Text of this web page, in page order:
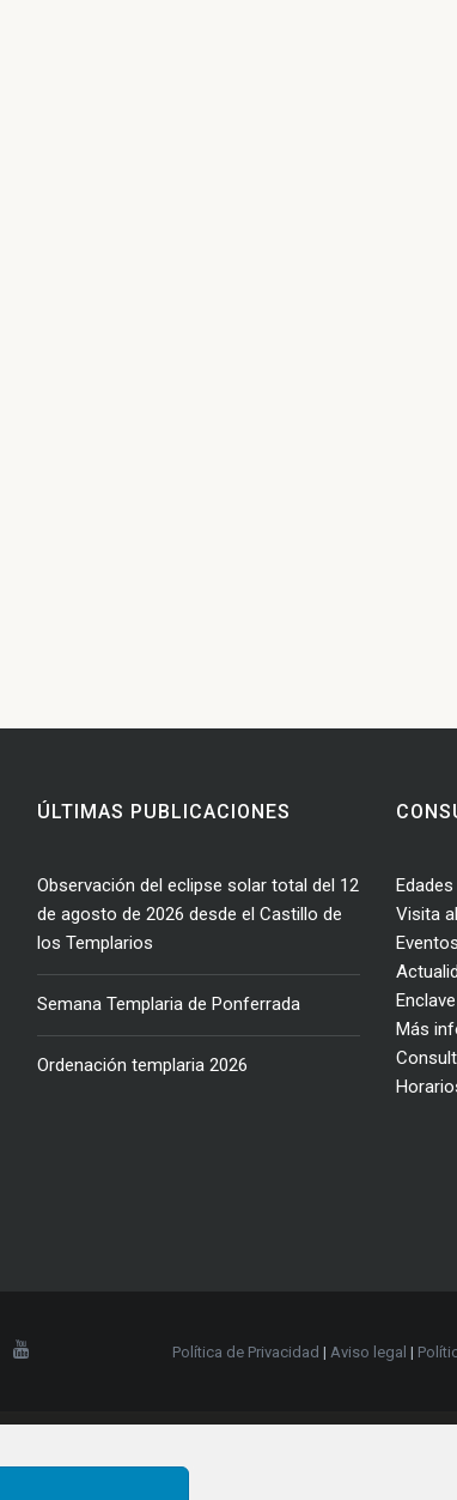
ÚLTIMAS PUBLICACIONES
Observación del eclipse solar total del 12
de agosto de 2026 desde el Castillo de
los Templarios
Semana Templaria de Ponferrada
Ordenación templaria 2026
Visita
Eventos
Enclave
Más
Política de Privacidad | Aviso legal |